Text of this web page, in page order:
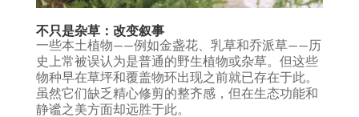
不只是杂草：改变叙事
一些本土植物——例如金盏花、乳草和乔派草——历
史上常被误认为是普通的野生植物或杂草。但这些
物种早在草坪和覆盖物环出现之前就已存在于此。
虽然它们缺乏精心修剪的整齐感，但在生态功能和
静谧之美方面却远胜于此。